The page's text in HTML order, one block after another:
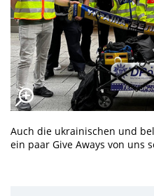
Auch die ukrainischen und
ein paar Give Aways von uns